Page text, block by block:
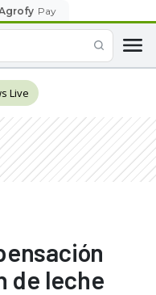
Pay
Live
de leche